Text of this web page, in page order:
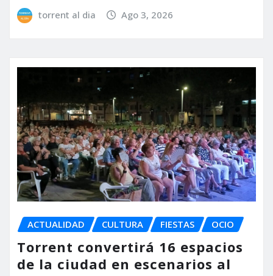
torrent al dia Ago 3, 2026
ACTUALIDAD CULTURA FIESTAS OCIO
Torrent convertirá 16 espacios
de la ciudad en escenarios al